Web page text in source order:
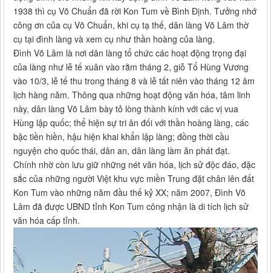
1938 thì cụ Võ Chuẩn đã rời Kon Tum về Bình Định. Tưởng nhớ
công ơn của cụ Võ Chuẩn, khi cụ tạ thế, dân làng Võ Lâm thờ
cụ tại đình làng và xem cụ như thần hoàng của làng.
Đình Võ Lâm là nơi dân làng tổ chức các hoạt động trọng đại
của làng như lễ tế xuân vào rằm tháng 2, giỗ Tổ Hùng Vương
vào 10/3, lễ tế thu trong tháng 8 và lễ tất niên vào tháng 12 âm
lịch hàng năm. Thông qua những hoạt động văn hóa, tâm linh
này, dân làng Võ Lâm bày tỏ lòng thành kính với các vị vua
Hùng lập quốc; thể hiện sự tri ân đối với thần hoàng làng, các
bậc tiền hiền, hậu hiện khai khẩn lập làng; đồng thời cầu
nguyện cho quốc thái, dân an, dân làng làm ăn phát đạt.
Chính nhờ còn lưu giữ những nét văn hóa, lịch sử độc đáo, đặc
sắc của những người Việt khu vực miền Trung đặt chân lên đất
Kon Tum vào những năm đầu thế kỷ XX; năm 2007, Đình Võ
Lâm đã được UBND tỉnh Kon Tum công nhận là di tích lịch sử
văn hóa cấp tỉnh.